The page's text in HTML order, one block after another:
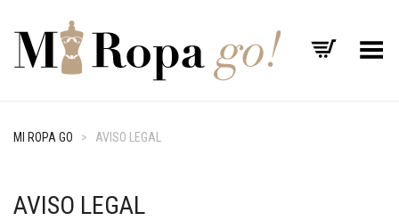
Menú
MI ROPA GO > AVISO LEGAL
AVISO LEGAL